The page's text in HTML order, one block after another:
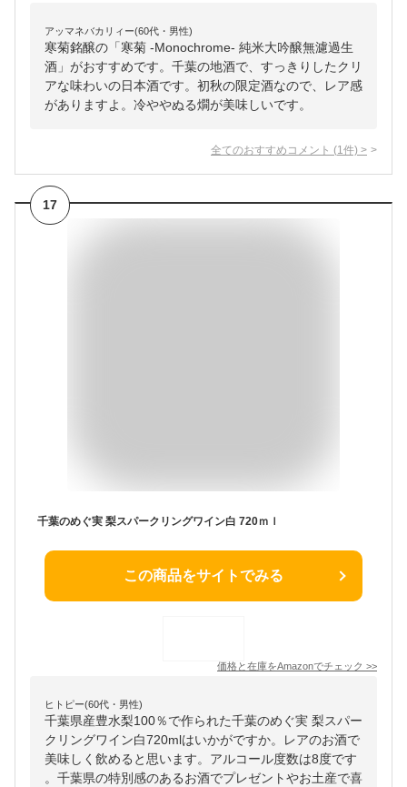
アッマネバカリィー(60代・男性)
寒菊銘醸の「寒菊 -Monochrome- 純米大吟醸無濾過生
酒」がおすすめです。千葉の地酒で、すっきりしたクリ
アな味わいの日本酒です。初秋の限定酒なので、レア感
がありますよ。冷ややぬる燗が美味しいです。
全てのおすすめコメント (1 件) >
17
千葉のめぐ実 梨スパークリングワイン白 720ｍｌ
この商品をサイトでみる
価格と在庫をAmazonでチェック >>
ヒトピー(60代・男性)
千葉県産豊水梨100％で作られた千葉のめぐ実 梨スパー
クリングワイン白720mlはいかがですか。レアのお酒で
美味しく飲めると思います。アルコール度数は8度です
。千葉県の特別感のあるお酒でプレゼントやお土産で喜